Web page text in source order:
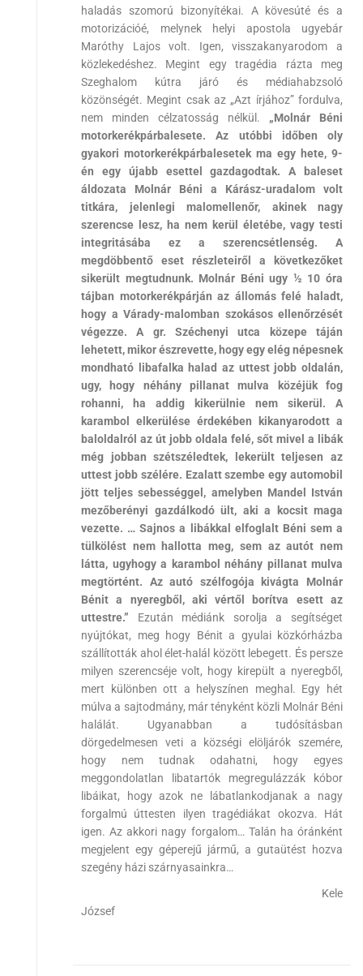
haladás szomorú bizonyítékai. A kövesúté és a
motorizációé, melynek helyi apostola ugyebár
Maróthy Lajos volt. Igen, visszakanyarodom a
közlekedéshez. Megint egy tragédia rázta meg
Szeghalom kútra járó és médiahabzsoló
közönségét. Megint csak az „Azt írjához” fordulva,
nem minden célzatosság nélkül. „Molnár Béni
motorkerékpárbalesete. Az utóbbi időben oly
gyakori motorkerékpárbalesetek ma egy hete, 9-
én egy újabb esettel gazdagodtak. A baleset
áldozata Molnár Béni a Kárász-uradalom volt
titkára, jelenlegi malomellenőr, akinek nagy
szerencse lesz, ha nem kerül életébe, vagy testi
integritásába ez a szerencsétlenség. A
megdöbbentő eset részleteiről a következőket
sikerült megtudnunk. Molnár Béni ugy ½ 10 óra
tájban motorkerékpárján az állomás felé haladt,
hogy a Várady-malomban szokásos ellenőrzését
végezze. A gr. Széchenyi utca közepe táján
lehetett, mikor észrevette, hogy egy elég népesnek
mondható libafalka halad az uttest jobb oldalán,
ugy, hogy néhány pillanat mulva közéjük fog
rohanni, ha addig kikerülnie nem sikerül. A
karambol elkerülése érdekében kikanyarodott a
baloldalról az út jobb oldala felé, sőt mivel a libák
még jobban szétszéledtek, lekerült teljesen az
uttest jobb szélére. Ezalatt szembe egy automobil
jött teljes sebességgel, amelyben Mandel István
mezőberényi gazdálkodó ült, aki a kocsit maga
vezette. … Sajnos a libákkal elfoglalt Béni sem a
tülkölést nem hallotta meg, sem az autót nem
látta, ugyhogy a karambol néhány pillanat mulva
megtörtént. Az autó szélfogója kivágta Molnár
Bénit a nyeregből, aki vértől borítva esett az
uttestre.” Ezután médiánk sorolja a segítséget
nyújtókat, meg hogy Bénit a gyulai közkórházba
szállították ahol élet-halál között lebegett. És persze
milyen szerencséje volt, hogy kirepült a nyeregből,
mert különben ott a helyszínen meghal. Egy hét
múlva a sajtodmány, már tényként közli Molnár Béni
halálát. Ugyanabban a tudósításban
dörgedelmesen veti a községi elöljárók szemére,
hogy nem tudnak odahatni, hogy egyes
meggondolatlan libatartók megregulázzák kóbor
libáikat, hogy azok ne lábatlankodjanak a nagy
forgalmú úttesten ilyen tragédiákat okozva. Hát
igen. Az akkori nagy forgalom… Talán ha óránként
megjelent egy géperejű jármű, a gutaütést hozva
szegény házi szárnyasainkra…
Kele
József